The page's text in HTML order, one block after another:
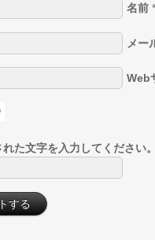
名前 *
メー
Web
れた文字を入力してください。